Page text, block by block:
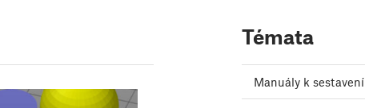
Témata
Manuály k sestavení